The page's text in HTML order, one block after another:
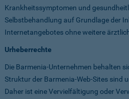
Krankheitssymptomen und
Selbstbehandlung auf Grundlage der
Internetangebotes ohne weitere
Urheberrechte
Die Barmenia-Unternehmen behalten
Struktur der Barmenia-Web-Sites sind
Daher ist eine Vervielfältigung oder